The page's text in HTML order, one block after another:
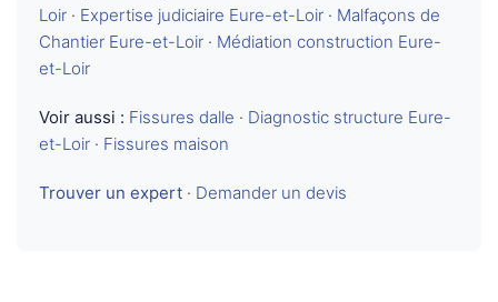
Loir · Expertise judiciaire Eure-et-Loir · Malfaçons de
Chantier Eure-et-Loir · Médiation construction Eure-
et-Loir
Voir aussi : Fissures dalle · Diagnostic structure Eure-
et-Loir · Fissures maison
Trouver un expert · Demander un devis